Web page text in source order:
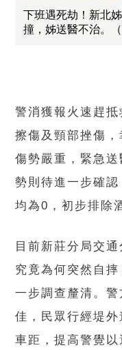
下班遇死劫！新北
撞，姊送醫不治。
警消獲報火速趕
擦傷及頸部挫傷
傷勢嚴重，緊急
勢則待進一步確
均為0，初步排除
目前新莊分局交
究竟為何突然自
一步調查釐清。
佳，民眾行經堤
車距，提高警覺以